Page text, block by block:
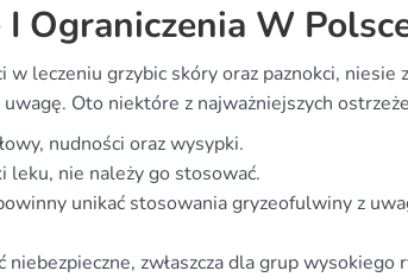
Ograniczenia W
leczeniu grzybic skóry oraz paznokci, niesie
Oto niektóre z najważniejszych
nudności oraz wysypki.
leku, nie należy go stosować.
unikać stosowania gryzeofulwiny z
zwłaszcza dla grup wysokiego